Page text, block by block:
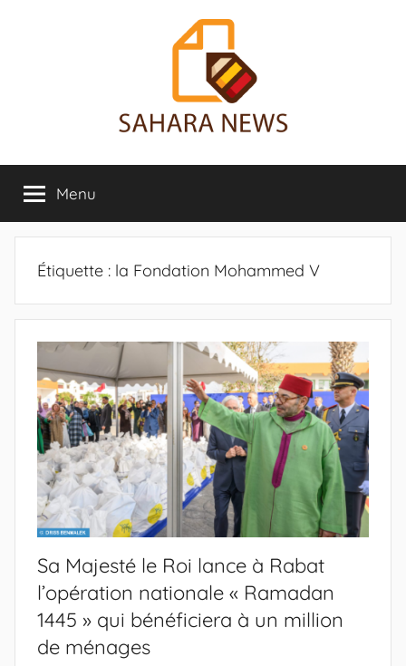
Sahara
News
sur
le
Sahara
révélée
Menu
Étiquette : la Fondation Mohammed V
Sa Majesté le Roi lance à Rabat
l’opération nationale « Ramadan
1445 » qui bénéficiera à un million
de ménages